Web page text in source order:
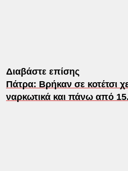
Διαβάστε επίσης
Πάτρα: Βρήκαν σε κοτέτσι
ναρκωτικά και πάνω από